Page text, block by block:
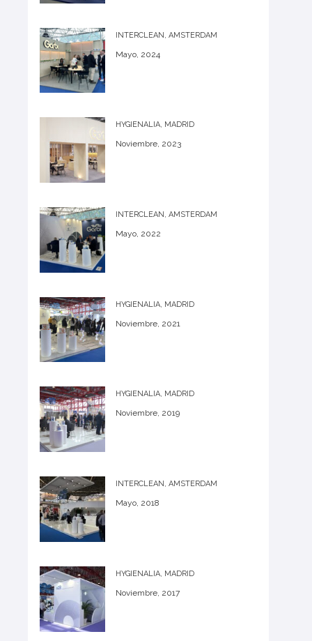
INTERCLEAN, AMSTERDAM
Mayo, 2024
HYGIENALIA, MADRID
Noviembre, 2023
INTERCLEAN, AMSTERDAM
Mayo, 2022
HYGIENALIA, MADRID
Noviembre, 2021
HYGIENALIA, MADRID
Noviembre, 2019
INTERCLEAN, AMSTERDAM
Mayo, 2018
HYGIENALIA, MADRID
Noviembre, 2017